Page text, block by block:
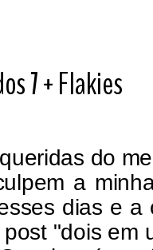
7 + Flakies
do
a
dias e a
"dois em